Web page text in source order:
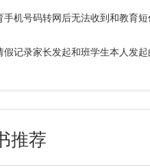
手机号码转网后无法收到和教育
假记录家长发起和班学生本人发起
推荐